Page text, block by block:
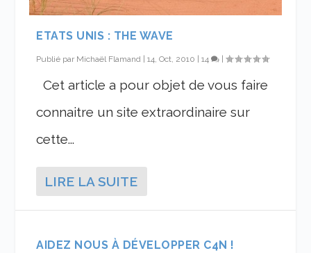
ETATS UNIS : THE WAVE
Publié par Michaël Flamand |14, Oct, 2010 |14 |
Cet article a pour objet de vous faire
connaitre un site extraordinaire sur
cette...
LIRE LA SUITE
AIDEZ NOUS À DÉVELOPPER C4N !